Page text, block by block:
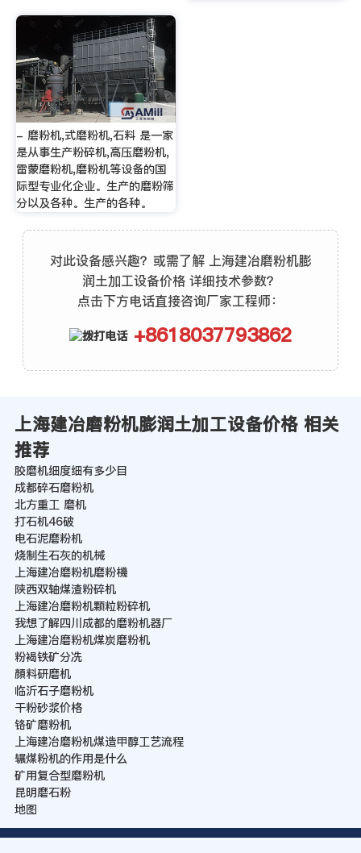
- 磨粉机,式磨粉机,石料 是一家
是从事生产粉碎机,高压磨粉机,
雷蒙磨粉机,磨粉机等设备的国
际型专业化企业。生产的磨粉筛
分以及各种。生产的各种。
对此设备感兴趣？或需了解 上海建冶磨粉机膨
润土加工设备价格 详细技术参数？
点击下方电话直接咨询厂家工程师：
+8618037793862
上海建冶磨粉机膨润土加工设备价格 相关
推荐
胶磨机细度细有多少目
成都碎石磨粉机
北方重工 磨机
打石机46破
电石泥磨粉机
烧制生石灰的机械
上海建冶磨粉机磨粉機
陕西双轴煤渣粉碎机
上海建冶磨粉机颗粒粉碎机
我想了解四川成都的磨粉机器厂
上海建冶磨粉机煤炭磨粉机
粉褐铁矿分冼
顏料研磨机
临沂石子磨粉机
干粉砂浆价格
铬矿磨粉机
上海建冶磨粉机煤造甲醇工艺流程
辗煤粉机的作用是什么
矿用复合型磨粉机
昆明磨石粉
地图